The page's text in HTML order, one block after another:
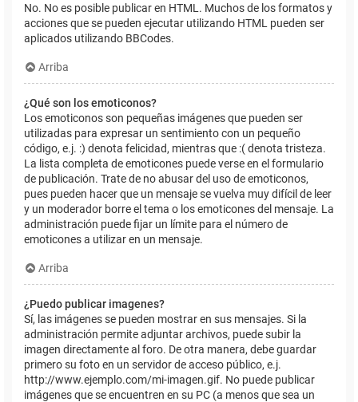
No. No es posible publicar en HTML. Muchos de los formatos y
acciones que se pueden ejecutar utilizando HTML pueden ser
aplicados utilizando BBCodes.
Arriba
¿Qué son los emoticonos?
Los emoticonos son pequeñas imágenes que pueden ser
utilizadas para expresar un sentimiento con un pequeño
código, e.j. :) denota felicidad, mientras que :( denota tristeza.
La lista completa de emoticones puede verse en el formulario
de publicación. Trate de no abusar del uso de emoticonos,
pues pueden hacer que un mensaje se vuelva muy difícil de leer
y un moderador borre el tema o los emoticones del mensaje. La
administración puede fijar un límite para el número de
emoticones a utilizar en un mensaje.
Arriba
¿Puedo publicar imagenes?
Sí, las imágenes se pueden mostrar en sus mensajes. Si la
administración permite adjuntar archivos, puede subir la
imagen directamente al foro. De otra manera, debe guardar
primero su foto en un servidor de acceso público, e.j.
http://www.ejemplo.com/mi-imagen.gif. No puede publicar
imágenes que se encuentren en su PC (a menos que sea un